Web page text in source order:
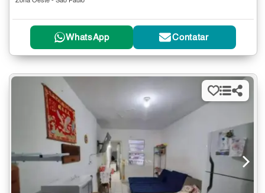
WhatsApp Contatar